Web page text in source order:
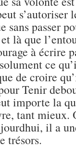
passer
là que
à écrire
ce
de croire
Tenir
importe la
tant mieux.
il a
trésors.